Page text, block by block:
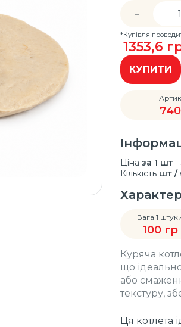
-
*Купівля
1353,6
КУПИТИ
Ціна за 1 шт -
Кількість шт /
Вага 1
100 гр
Куряча
що
або
текстуру,
Ця котлета